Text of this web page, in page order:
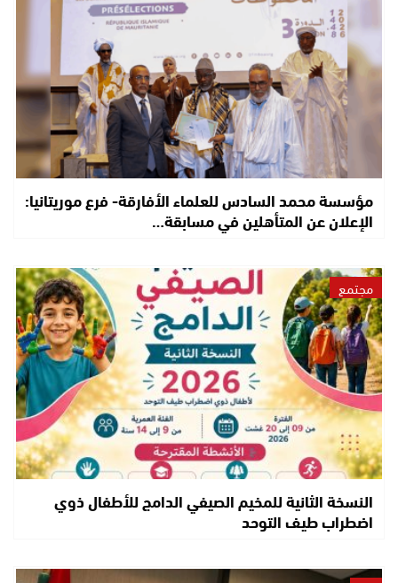
مؤسسة محمد السادس للعلماء الأفارقة- فرع موريتانيا:
الإعلان عن المتأهلين في مسابقة…
مجتمع
النسخة الثانية للمخيم الصيفي الدامج للأطفال ذوي
اضطراب طيف التوحد